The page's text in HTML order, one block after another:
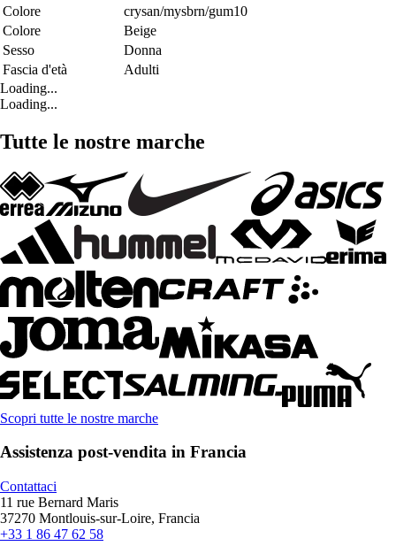
Colore
crysan/mysbrn/gum10
Colore
Beige
Sesso
Donna
Fascia d'età
Adulti
Loading...
Loading...
Tutte le nostre marche
Scopri tutte le nostre marche
Assistenza post-vendita in Francia
Contattaci
11 rue Bernard Maris
37270 Montlouis-sur-Loire, Francia
+33 1 86 47 62 58